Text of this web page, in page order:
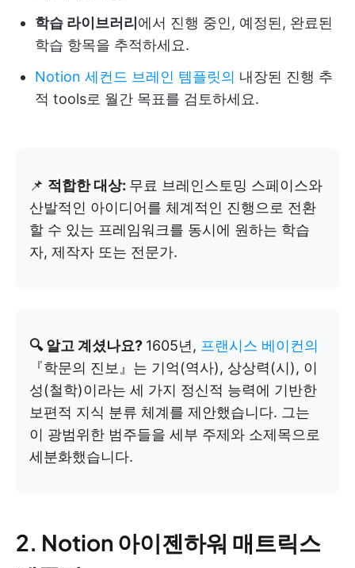
학습 라이브러리에서 진행 중인, 예정된, 완료된
학습 항목을 추적하세요.
Notion 세컨드 브레인 템플릿의 내장된 진행 추
적 tools로 월간 목표를 검토하세요.
📌 적합한 대상: 무료 브레인스토밍 스페이스와
산발적인 아이디어를 체계적인 진행으로 전환
할 수 있는 프레임워크를 동시에 원하는 학습
자, 제작자 또는 전문가.
🔍 알고 계셨나요? 1605년, 프랜시스 베이컨의
『학문의 진보』는 기억(역사), 상상력(시), 이
성(철학)이라는 세 가지 정신적 능력에 기반한
보편적 지식 분류 체계를 제안했습니다. 그는
이 광범위한 범주들을 세부 주제와 소제목으로
세분화했습니다.
2. Notion 아이젠하워 매트릭스